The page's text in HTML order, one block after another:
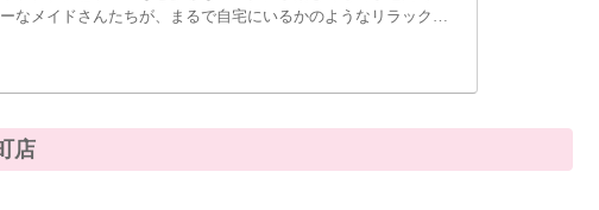
なメイドさんたちが、まるで自宅にいるかのようなリラックス
店